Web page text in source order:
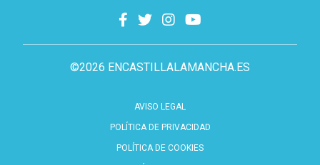
©2026 ENCASTILLALAMANCHA.ES
AVISO LEGAL
POLÍTICA DE PRIVACIDAD
POLÍTICA DE COOKIES